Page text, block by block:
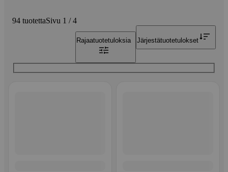
94 tuotettaSivu 1 / 4
Rajaatuotetuloksia Järjestätuotetulokset